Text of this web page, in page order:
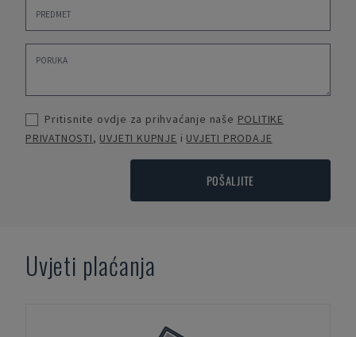
Pritisnite ovdje za prihvaćanje naše POLITIKE
PRIVATNOSTI, UVJETI KUPNJE i UVJETI PRODAJE
POŠALJITE
Uvjeti plaćanja